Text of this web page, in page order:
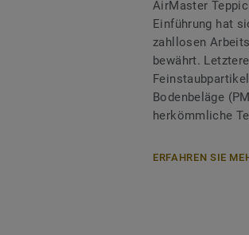
AirMaster
Einführung hat
zahllosen
bewährt.
Bodenbeläge
herkömmliche
ERFAHREN SIE